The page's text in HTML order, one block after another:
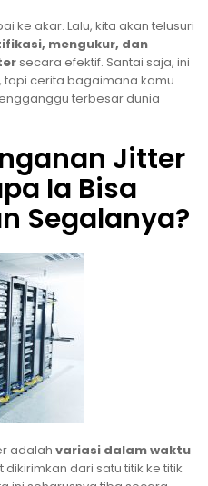
ke akar. Lalu, kita akan telusuri
mengukur, dan
secara efektif. Santai saja, ini
tapi cerita bagaimana kamu
terbesar dunia
Jitter
Ia Bisa
Segalanya?
adalah variasi dalam waktu
dikirimkan dari satu titik ke titik